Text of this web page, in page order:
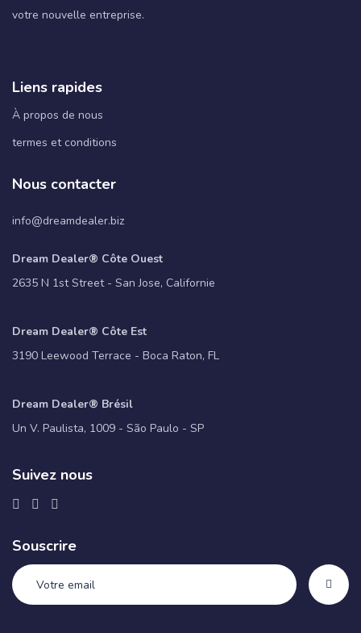
votre nouvelle entreprise.
Liens rapides
À propos de nous
termes et conditions
Nous contacter
info@dreamdealer.biz
Dream Dealer® Côte Ouest
2635 N 1st Street - San Jose, Californie
Dream Dealer® Côte Est
3190 Leewood Terrace - Boca Raton, FL
Dream Dealer® Brésil
Un V. Paulista, 1009 - São Paulo - SP
Suivez nous
Souscrire